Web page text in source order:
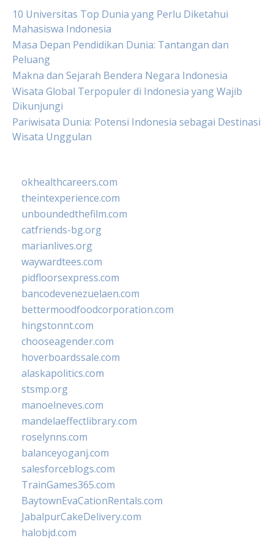
10 Universitas Top Dunia yang Perlu Diketahui
Mahasiswa Indonesia
Masa Depan Pendidikan Dunia: Tantangan dan
Peluang
Makna dan Sejarah Bendera Negara Indonesia
Wisata Global Terpopuler di Indonesia yang Wajib
Dikunjungi
Pariwisata Dunia: Potensi Indonesia sebagai Destinasi
Wisata Unggulan
okhealthcareers.com
theintexperience.com
unboundedthefilm.com
catfriends-bg.org
marianlives.org
waywardtees.com
pidfloorsexpress.com
bancodevenezuelaen.com
bettermoodfoodcorporation.com
hingstonnt.com
chooseagender.com
hoverboardssale.com
alaskapolitics.com
stsmp.org
manoelneves.com
mandelaeffectlibrary.com
roselynns.com
balanceyoganj.com
salesforceblogs.com
TrainGames365.com
BaytownEvaCationRentals.com
JabalpurCakeDelivery.com
halobjd.com